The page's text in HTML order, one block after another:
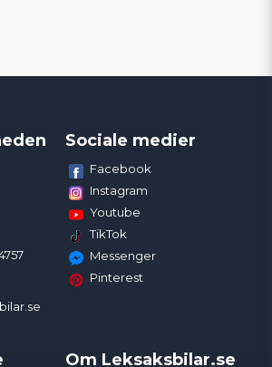
Sociale medier
Facebook
Instagram
Youtube
TikTok
Messenger
Pinterest
Om Leksaksbilar.se